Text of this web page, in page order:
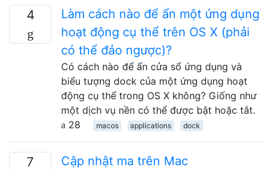
4
Làm cách nào để ẩn một ứng dụng
hoạt động cụ thể trên OS X (phải
có thể đảo ngược)?
Có cách nào để ẩn cửa sổ ứng dụng và
biểu tượng dock của một ứng dụng hoạt
động cụ thể trong OS X không? Giống như
một dịch vụ nền có thể được bật hoặc tắt.
28
macos applications dock
7 Cập nhật ma trên Mac